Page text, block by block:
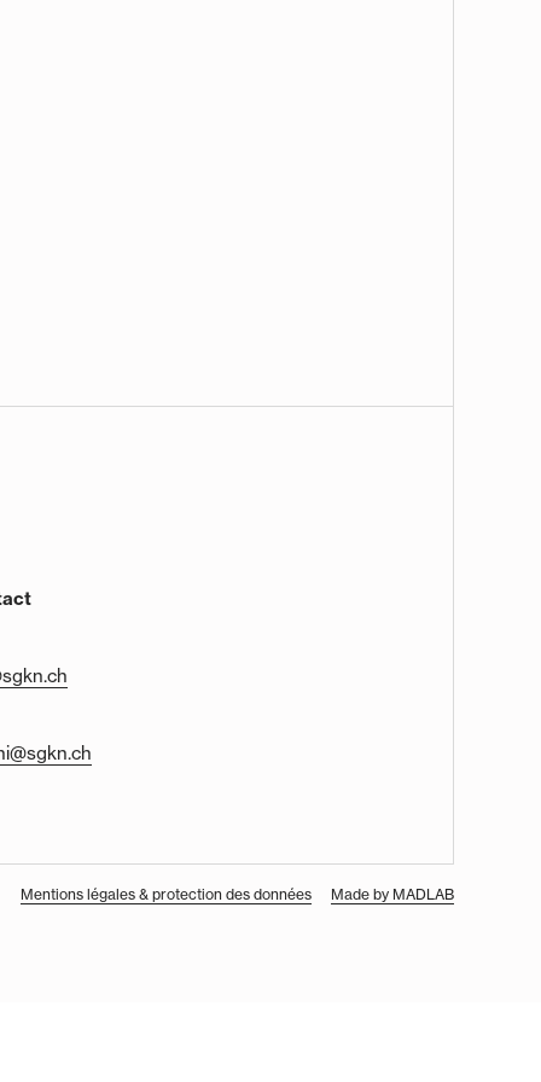
Mentions légales & protection des données Made by MADLAB